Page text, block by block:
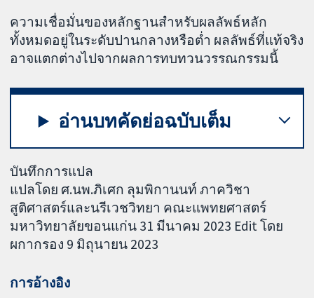
ความเชื่อมั่นของหลักฐานสำหรับผลลัพธ์หลัก
ทั้งหมดอยู่ในระดับปานกลางหรือต่ำ ผลลัพธ์ที่แท้จริง
อาจแตกต่างไปจากผลการทบทวนวรรณกรรมนี้
อ่านบทคัดย่อฉบับเต็ม
บันทึกการแปล
แปลโดย ศ.นพ.ภิเศก ลุมพิกานนท์ ภาควิชา
สูติศาสตร์และนรีเวชวิทยา คณะแพทยศาสตร์
มหาวิทยาลัยขอนแก่น 31 มีนาคม 2023 Edit โดย
ผกากรอง 9 มิถุนายน 2023
การอ้างอิง